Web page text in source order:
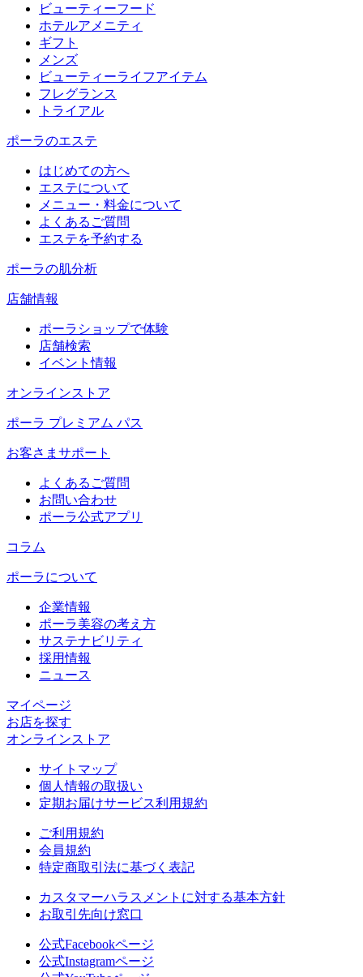
ビューティーフード
ホテルアメニティ
ギフト
メンズ
ビューティーライフアイテム
フレグランス
トライアル
ポーラのエステ
はじめての方へ
エステについて
メニュー・料金について
よくあるご質問
エステを予約する
ポーラの肌分析
店舗情報
ポーラショップで体験
店舗検索
イベント情報
オンラインストア
ポーラ プレミアム パス
お客さまサポート
よくあるご質問
お問い合わせ
ポーラ公式アプリ
コラム
ポーラについて
企業情報
ポーラ美容の考え方
サステナビリティ
採用情報
ニュース
マイページ​
お店を探す​
オンラインストア​
サイトマップ
個人情報の取扱い
定期お届けサービス利用規約
ご利用規約
会員規約
特定商取引法に基づく表記
カスタマーハラスメントに対する基本方針
お取引先向け窓口
公式Facebookページ
公式Instagramページ